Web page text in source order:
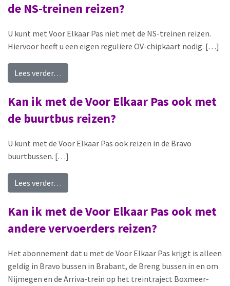
de NS-treinen reizen?
U kunt met Voor Elkaar Pas niet met de NS-treinen reizen.
Hiervoor heeft u een eigen reguliere OV-chipkaart nodig. […]
Lees verder…
Kan ik met de Voor Elkaar Pas ook met
de buurtbus reizen?
U kunt met de Voor Elkaar Pas ook reizen in de Bravo
buurtbussen. […]
Lees verder…
Kan ik met de Voor Elkaar Pas ook met
andere vervoerders reizen?
Het abonnement dat u met de Voor Elkaar Pas krijgt is alleen
geldig in Bravo bussen in Brabant, de Breng bussen in en om
Nijmegen en de Arriva-trein op het treintraject Boxmeer-